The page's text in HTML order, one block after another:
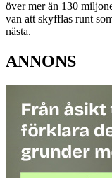
över mer än 130
van att skyfflas runt
nästa.
ANNONS